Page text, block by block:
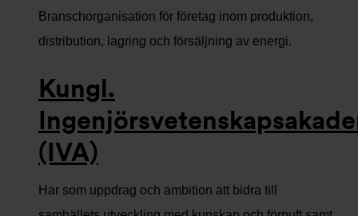
Branschorganisation för företag inom produktion,
distribution, lagring och försäljning av energi.
Kungl.
(IVA)
Har som uppdrag och ambition att bidra till